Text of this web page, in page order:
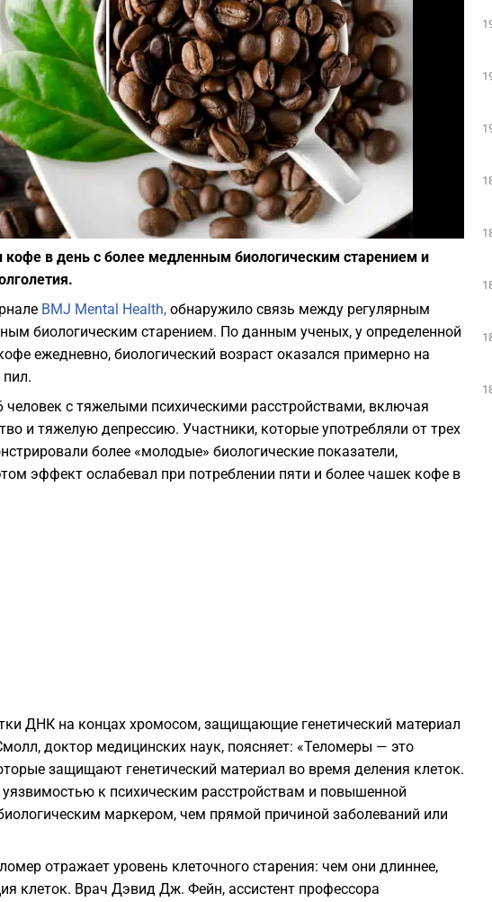
Play
Фото: depositphotos.com
кофе в день с более медленным биологическим старением и
BMJ Mental Health, обнаружило связь между регулярным
биологическим старением. По данным ученых, у определенной
ежедневно, биологический возраст оказался примерно на
пил.
человек с тяжелыми психическими расстройствами, включая
и тяжелую депрессию. Участники, которые употребляли от трех
более «молодые» биологические показатели,
эффект ослабевал при потреблении пяти и более чашек кофе в
ДНК на концах хромосом, защищающие генетический материал
доктор медицинских наук, поясняет: «Теломеры — это
защищают генетический материал во время деления клеток.
к психическим расстройствам и повышенной
маркером, чем прямой причиной заболеваний или
отражает уровень клеточного старения: чем они длиннее,
клеток. Врач Дэвид Дж. Фейн, ассистент профессора